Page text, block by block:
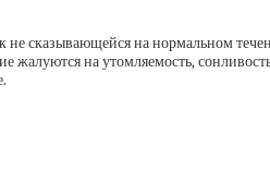
сказывающейся на нормальном
на утомляемость,